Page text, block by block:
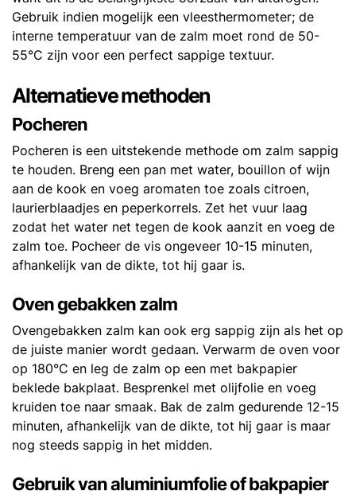
Gebruik indien mogelijk een vleesthermometer; de
interne temperatuur van de zalm moet rond de 50-
55°C zijn voor een perfect sappige textuur.
Alternatieve methoden
Pocheren
Pocheren is een uitstekende methode om zalm sappig
te houden. Breng een pan met water, bouillon of wijn
aan de kook en voeg aromaten toe zoals citroen,
laurierblaadjes en peperkorrels. Zet het vuur laag
zodat het water net tegen de kook aanzit en voeg de
zalm toe. Pocheer de vis ongeveer 10-15 minuten,
afhankelijk van de dikte, tot hij gaar is.
Oven gebakken zalm
Ovengebakken zalm kan ook erg sappig zijn als het op
de juiste manier wordt gedaan. Verwarm de oven voor
op 180°C en leg de zalm op een met bakpapier
beklede bakplaat. Besprenkel met olijfolie en voeg
kruiden toe naar smaak. Bak de zalm gedurende 12-15
minuten, afhankelijk van de dikte, tot hij gaar is maar
nog steeds sappig in het midden.
Gebruik van aluminiumfolie of bakpapier